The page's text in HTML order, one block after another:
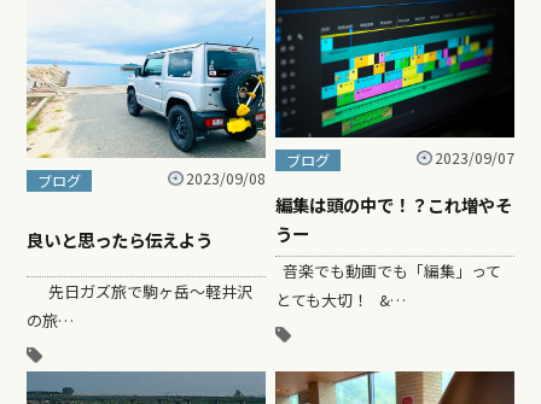
ブログ 2023/09/08
良いと思ったら伝えよう
先日ガズ旅で駒ヶ岳〜軽井沢
の旅…
ブログ 2023/09/07
編集は頭の中で！？これ増やそ
うー
音楽でも動画でも「編集」って
とても大切！ &…